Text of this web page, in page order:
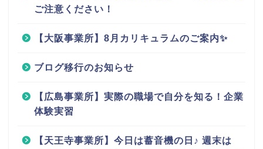
ご注意ください！
【大阪事業所】8月カリキュラムのご案内✨
ブログ移行のお知らせ
【広島事業所】実際の職場で自分を知る！企業
体験実習
【天王寺事業所】今日は蓄音機の日♪ 週末は